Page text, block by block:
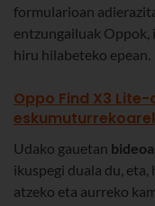
formularioan
entzungailuak Oppok,
hiru hilabeteko epean.
Oppo Find X3
Udako gauetan
ikuspegi duala du,
atzeko eta aurreko